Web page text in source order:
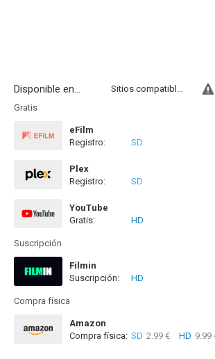
Disponible en...
Sitios compatibles
Gratis
eFilm
Registro:
SD
Plex
Registro:
SD
YouTube
Gratis:
HD
Suscripción
Filmin
Disponible hasta el Mié, 31 Dic 2031
Suscripción: HD
Compra física
Amazon
Compra física: SD 2.99 € HD 9.99